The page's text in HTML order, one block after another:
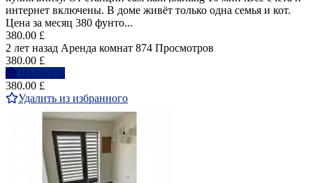
интернет включены. В доме живёт только одна семья и кот.
Цена за месяц 380 фунто...
380.00 £
2 лет назад Аренда комнат 874 Просмотров
380.00 £
Написать
380.00 £
Удалить из избранного